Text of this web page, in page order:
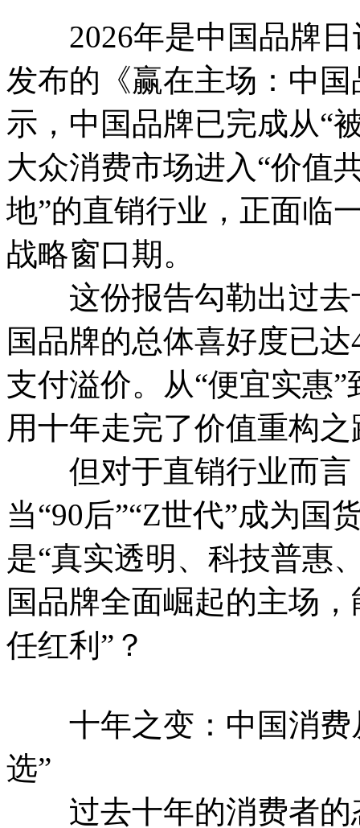
2026年是中国品牌日
发布的《赢在主场：中
示，中国品牌已完成从“
大众消费市场进入“价值
地”的直销行业，正面临
战略窗口期。
这份报告勾勒出过去
国品牌的总体喜好度已
支付溢价。从“便宜实惠
用十年走完了价值重构之
但对于直销行业而言
当“90后”“Z世代”成为国
是“真实透明、科技普惠
国品牌全面崛起的主场
任红利”？
十年之变：中国消费
选”
过去十年的消费者的